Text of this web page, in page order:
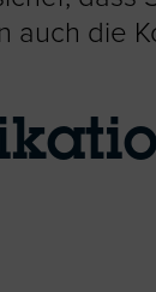
auch die